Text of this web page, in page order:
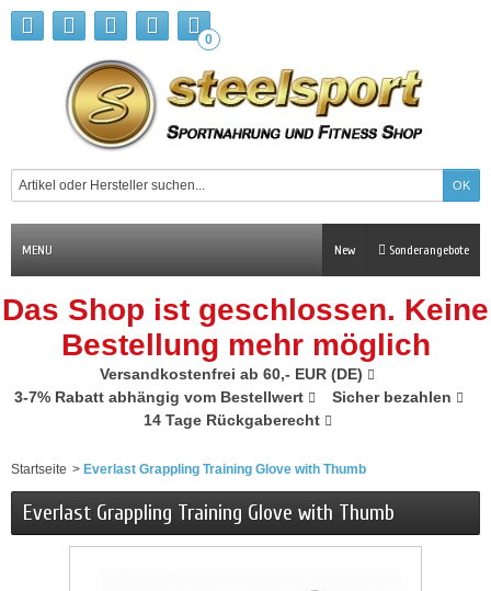
0
MENU Sonderangebote
New
Das Shop ist geschlossen. Keine
Bestellung mehr möglich
Versandkostenfrei ab 60,- EUR (DE)
3-7% Rabatt abhängig vom Bestellwert
Sicher bezahlen
14 Tage Rückgaberecht
Startseite > Everlast Grappling Training Glove with Thumb
Everlast Grappling Training Glove with Thumb